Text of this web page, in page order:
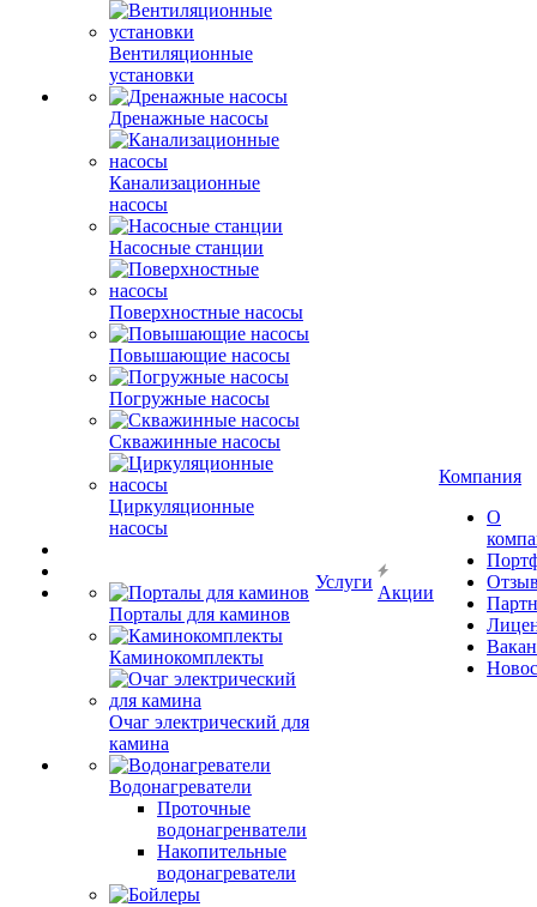
Вентиляционные
установки
Дренажные насосы
Канализационные
насосы
Насосные станции
Поверхностные насосы
Повышающие насосы
Погружные насосы
Скважинные насосы
Циркуляционные
насосы
Порталы для каминов
Каминокомплекты
Очаг электрический для
камина
Водонагреватели
Проточные
водонагренватели
Накопительные
водонагреватели
Услуги
Акции
Компания
О